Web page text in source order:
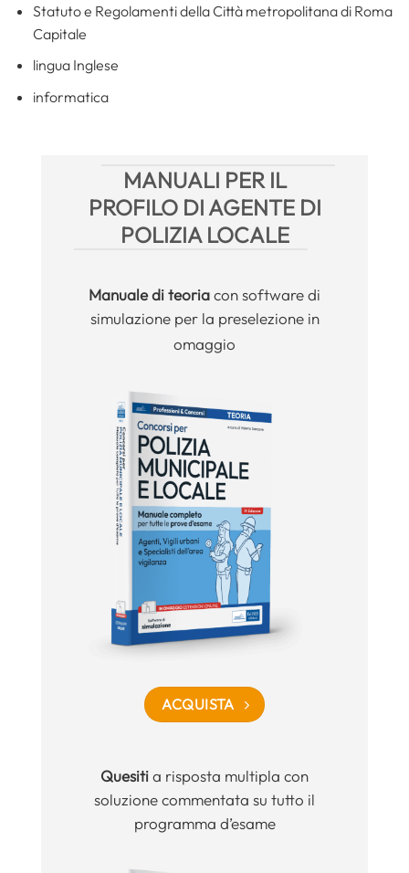
Statuto e Regolamenti della Città metropolitana di Roma
Capitale
lingua Inglese
informatica
MANUALI PER IL
PROFILO DI AGENTE DI
POLIZIA LOCALE
Manualedi teoriacon software di
simulazione per la preselezione in
omaggio
ACQUISTA
Quesitia risposta multipla con
soluzione commentata su tutto il
programma d’esame